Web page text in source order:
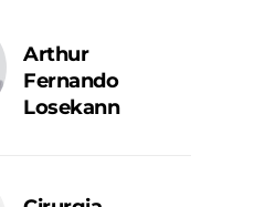
Arthur
Fernando
Losekann